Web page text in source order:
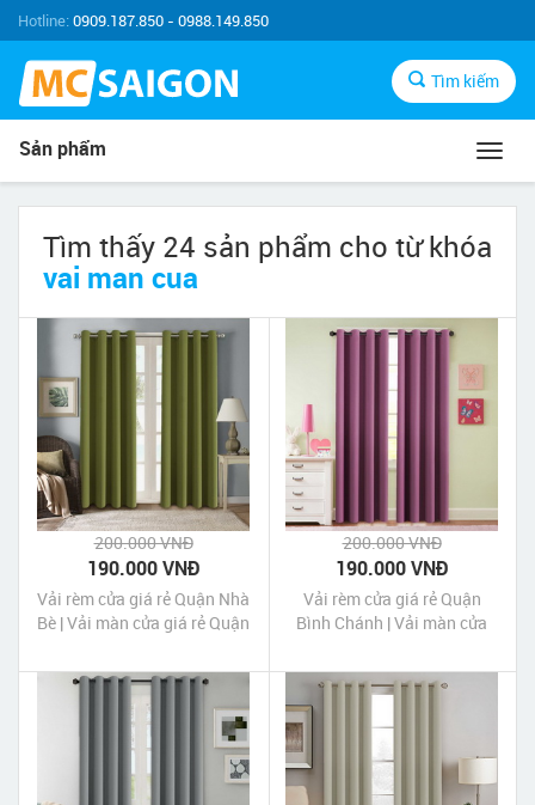
Hotline:0909.187.850 - 0988.149.850
Tìm kiếm
Sản phẩm
Tìm thấy 24 sản phẩm cho từ khóa
vai man cua
200.000 VNĐ
190.000 VNĐ
Vải rèm cửa giá rẻ Quận Nhà
Bè | Vải màn cửa giá rẻ Quận
200.000 VNĐ
190.000 VNĐ
Vải rèm cửa giá rẻ Quận
Bình Chánh | Vải màn cửa